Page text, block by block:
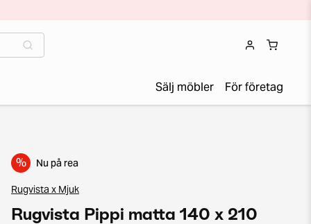
Sälj möbler För företag
% Nu på rea
Rugvista x Mjuk
Rugvista Pippi matta 140 x 210